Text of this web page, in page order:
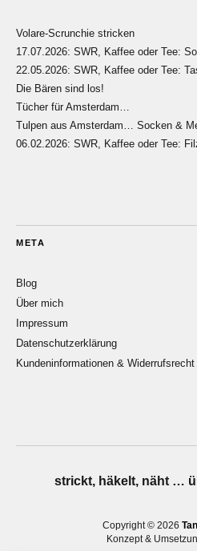
Volare-Scrunchie stricken
17.07.2026: SWR, Kaffee oder Tee:
22.05.2026: SWR, Kaffee oder Tee:
Die Bären sind los!
Tücher für Amsterdam…
Tulpen aus Amsterdam… Socken &
06.02.2026: SWR, Kaffee oder Tee:
META
Blog
Über mich
Impressum
Datenschutzerklärung
Kundeninformationen & Widerrufsrecht
strickt, häkelt, näht …
Copyright © 2026
Konzept &